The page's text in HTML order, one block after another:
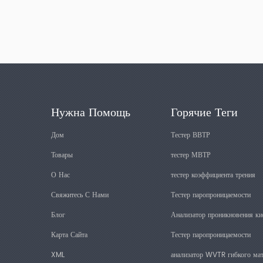
GB. В то же время наша компания предоставляет подходящие
Нужна Помощь
Дом
Товары
О Нас
Свяжитесь С Нами
Блог
Карта Сайта
XML
Горячие Теги
Тестер ВВТР
тестер МВТР
тестер коэффициента трения
Тестер паропроницаемости
Анализатор проникновения
Тестер паропроницаемости
анализатор WVTR гибкого